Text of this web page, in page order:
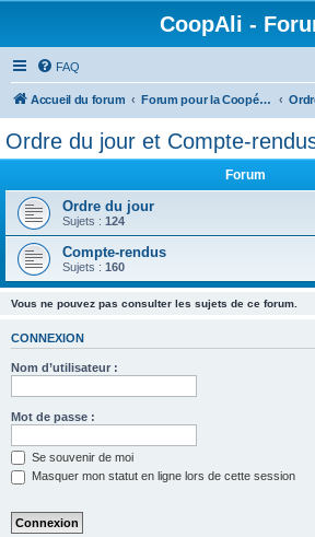
CoopAli -
FAQ
Accueil du forum Forum pour la Coopérative alimentaire
Ordre du jour et Compte-
Forum
Ordre du jour
Sujets : 124
Compte-rendus
Sujets : 160
Vous ne pouvez pas consulter les sujets de ce forum.
CONNEXION
Nom d’utilisateur :
Mot de passe :
Se souvenir de moi
Masquer mon statut en ligne lors de cette session